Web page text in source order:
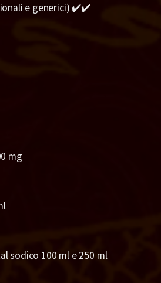
e generici) ✔️✔️
mg
sodico 100 ml e 250 ml